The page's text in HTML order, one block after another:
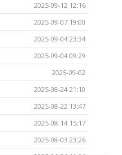
2025-09-12 12:16
2025-09-07 19:00
2025-09-04 23:34
2025-09-04 09:29
2025-09-02
2025-08-24 21:10
2025-08-22 13:47
2025-08-14 15:17
2025-08-03 23:26